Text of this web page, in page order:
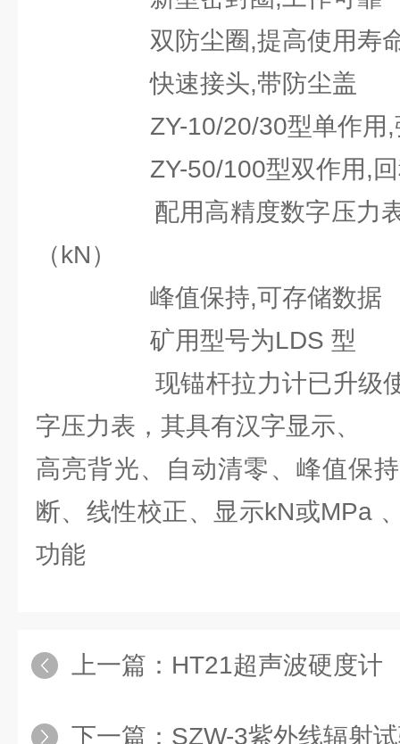
双防尘圈,提高使用寿
快速接头,带防尘盖
ZY-10/20/30型单作用,弹
ZY-50/100型双作用,回
配用高精度数字压力表，
（kN）
峰值保持,可存储数据
矿用型号为LDS 型
现锚杆拉力计已升级使
字压力表，其具有汉字显示、
高亮背光、自动清零、峰值保
断、线性校正、显示kN或MPa
功能
上一篇： HT21超声波硬度计
下一篇： SZW-3紫外线辐射试验箱|水